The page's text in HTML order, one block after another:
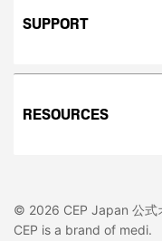
SUPPORT
RESOURCES
© 2026 CEP Japan 公式
CEP is a brand of medi.